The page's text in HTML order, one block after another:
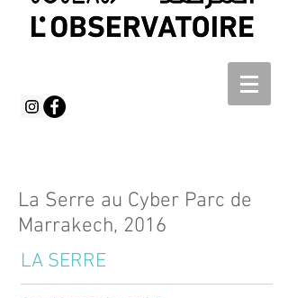
La Serre au Cyber Parc de
Marrakech, 2016
LA SERRE